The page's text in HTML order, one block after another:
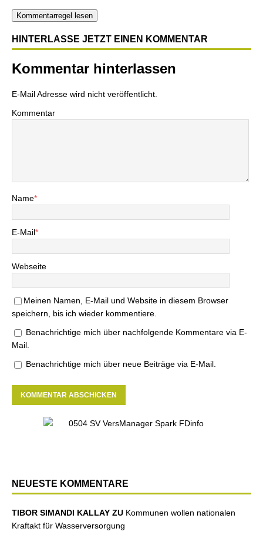
Kommentarregel lesen
HINTERLASSE JETZT EINEN KOMMENTAR
Kommentar hinterlassen
E-Mail Adresse wird nicht veröffentlicht.
Kommentar
Name*
E-Mail*
Webseite
Meinen Namen, E-Mail und Website in diesem Browser
speichern, bis ich wieder kommentiere.
Benachrichtige mich über nachfolgende Kommentare via E-
Mail.
Benachrichtige mich über neue Beiträge via E-Mail.
NEUESTE KOMMENTARE
TIBOR SIMANDI KALLAY ZU Kommunen wollen nationalen
Kraftakt für Wasserversorgung